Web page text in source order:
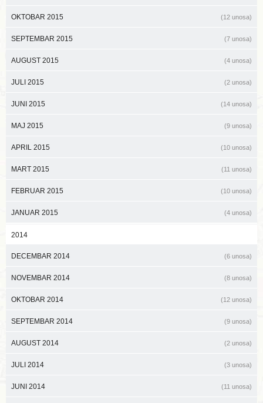
OKTOBAR 2015 (12 unosa)
SEPTEMBAR 2015 (7 unosa)
AUGUST 2015 (4 unosa)
JULI 2015 (2 unosa)
JUNI 2015 (14 unosa)
MAJ 2015 (9 unosa)
APRIL 2015 (10 unosa)
MART 2015 (11 unosa)
FEBRUAR 2015 (10 unosa)
JANUAR 2015 (4 unosa)
2014
DECEMBAR 2014 (6 unosa)
NOVEMBAR 2014 (8 unosa)
OKTOBAR 2014 (12 unosa)
SEPTEMBAR 2014 (9 unosa)
AUGUST 2014 (2 unosa)
JULI 2014 (3 unosa)
JUNI 2014 (11 unosa)